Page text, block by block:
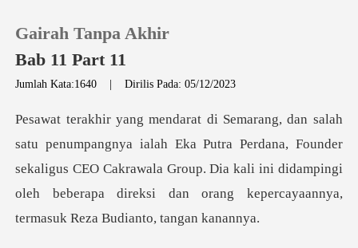
0
Pengisian Ulang
Gairah Tanpa Akhir
Bab 11 Part 11
Jumlah Kata:1640 |Dirilis Pada: 05/12/2023
Putra Perdana, Founder
sekaligus CEO Cakrawala Group. Dia kali ini didampingi
oleh